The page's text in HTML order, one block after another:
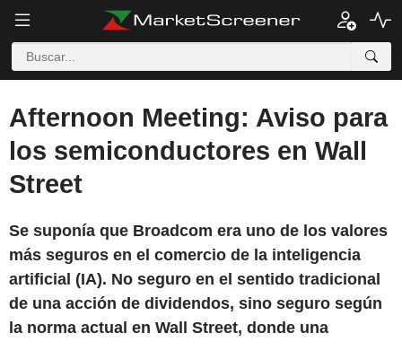
Afternoon Meeting: Aviso para
los semiconductores en Wall
Street
Se suponía que Broadcom era uno de los valores
más seguros en el comercio de la inteligencia
artificial (IA). No seguro en el sentido tradicional
de una acción de dividendos, sino seguro según
la norma actual en Wall Street, donde una